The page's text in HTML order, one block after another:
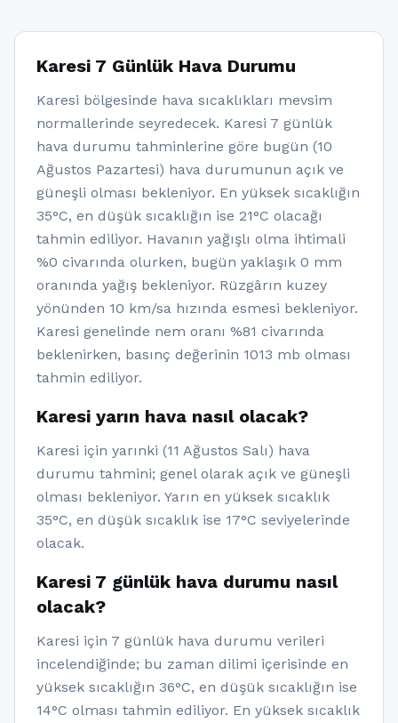
Karesi 7 Günlük Hava Durumu
Karesi bölgesinde hava sıcaklıkları mevsim
normallerinde seyredecek. Karesi 7 günlük
hava durumu tahminlerine göre bugün (10
Ağustos Pazartesi) hava durumunun açık ve
güneşli olması bekleniyor. En yüksek sıcaklığın
35°C, en düşük sıcaklığın ise 21°C olacağı
tahmin ediliyor. Havanın yağışlı olma ihtimali
%0 civarında olurken, bugün yaklaşık 0 mm
oranında yağış bekleniyor. Rüzgârın kuzey
yönünden 10 km/sa hızında esmesi bekleniyor.
Karesi genelinde nem oranı %81 civarında
beklenirken, basınç değerinin 1013 mb olması
tahmin ediliyor.
Karesi yarın hava nasıl olacak?
Karesi için yarınki (11 Ağustos Salı) hava
durumu tahmini; genel olarak açık ve güneşli
olması bekleniyor. Yarın en yüksek sıcaklık
35°C, en düşük sıcaklık ise 17°C seviyelerinde
olacak.
Karesi 7 günlük hava durumu nasıl
olacak?
Karesi için 7 günlük hava durumu verileri
incelendiğinde; bu zaman dilimi içerisinde en
yüksek sıcaklığın 36°C, en düşük sıcaklığın ise
14°C olması tahmin ediliyor. En yüksek sıcaklık